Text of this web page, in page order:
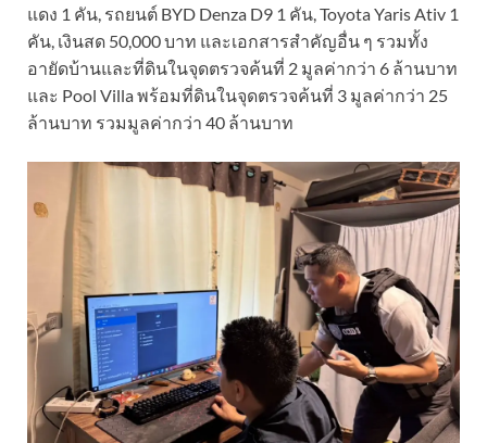
แดง 1 คัน, รถยนต์ BYD Denza D9 1 คัน, Toyota Yaris Ativ 1
คัน, เงินสด 50,000 บาท และเอกสารสำคัญอื่น ๆ รวมทั้ง
อายัดบ้านและที่ดินในจุดตรวจค้นที่ 2 มูลค่ากว่า 6 ล้านบาท
และ Pool Villa พร้อมที่ดินในจุดตรวจค้นที่ 3 มูลค่ากว่า 25
ล้านบาท รวมมูลค่ากว่า 40 ล้านบาท